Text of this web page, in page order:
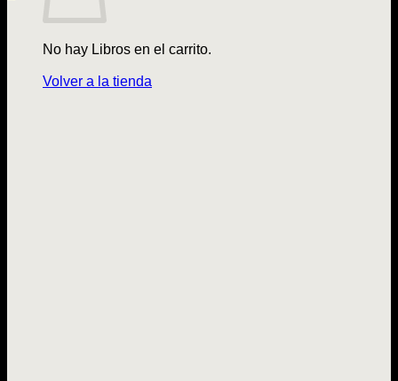
No hay Libros en el carrito.
Volver a la tienda